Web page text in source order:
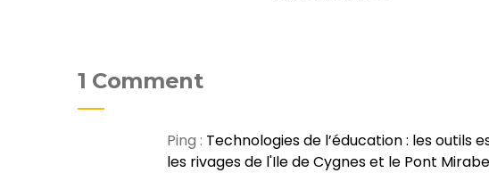
1 Comment
Ping : Technologies de l’éducation : les outils
les rivages de l'Ile de Cygnes et le Pont